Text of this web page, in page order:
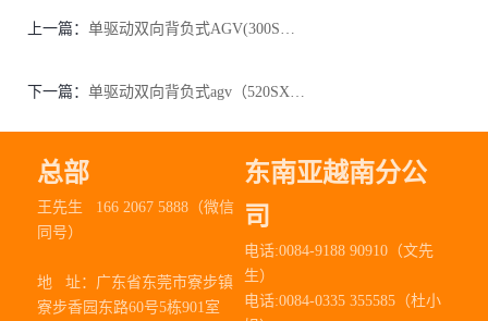
上一篇：
下一篇：
总部
王先生 166 2067 5888（微信
同号）
地 址： 广东省东莞市寮步镇
寮步香园东路60号5栋901室
东南亚越南分公
司
电话:0084-9188 90910（文先
生）
电话:0084-0335 355585（杜小